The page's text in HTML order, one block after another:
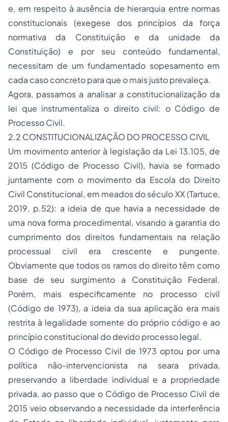
e, em respeito à ausência de hierarquia entre normas
constitucionais (exegese dos princípios da força
normativa da Constituição e da unidade da
Constituição) e por seu conteúdo fundamental,
necessitam de um fundamentado sopesamento em
cada caso concreto para que o mais justo prevaleça.
Agora, passamos a analisar a constitucionalização da
lei que instrumentaliza o direito civil: o Código de
Processo Civil.
2.2 CONSTITUCIONALIZAÇÃO DO PROCESSO CIVIL
Um movimento anterior à legislação da Lei 13.105, de
2015 (Código de Processo Civil), havia se formado
juntamente com o movimento da Escola do Direito
Civil Constitucional, em meados do século XX (Tartuce,
2019, p.52): a ideia de que havia a necessidade de
uma nova forma procedimental, visando a garantia do
cumprimento dos direitos fundamentais na relação
processual civil era crescente e pungente.
Obviamente que todos os ramos do direito têm como
base de seu surgimento a Constituição Federal.
Porém, mais especificamente no processo civil
(Código de 1973), a ideia da sua aplicação era mais
restrita à legalidade somente do próprio código e ao
princípio constitucional do devido processo legal.
O Código de Processo Civil de 1973 optou por uma
política não-intervencionista na seara privada,
preservando a liberdade individual e a propriedade
privada, ao passo que o Código de Processo Civil de
2015 veio observando a necessidade da interferência